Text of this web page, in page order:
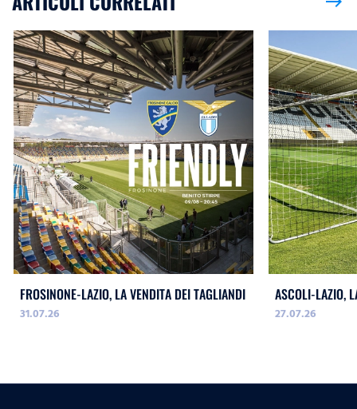
FROSINONE-LAZIO, LA VENDITA DEI TAGLIANDI
31.07.26
ASCOLI-LAZIO,
27.07.26